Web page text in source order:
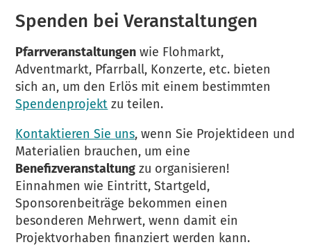
Spenden bei Veranstaltungen
Pfarrveranstaltungen wie Flohmarkt,
Adventmarkt, Pfarrball, Konzerte, etc. bieten
sich an, um den Erlös mit einem bestimmten
Spendenprojekt zu teilen.
Kontaktieren Sie uns, wenn Sie Projektideen und
Materialien brauchen, um eine
Benefizveranstaltung zu organisieren!
Einnahmen wie Eintritt, Startgeld,
Sponsorenbeiträge bekommen einen
besonderen Mehrwert, wenn damit ein
Projektvorhaben finanziert werden kann.